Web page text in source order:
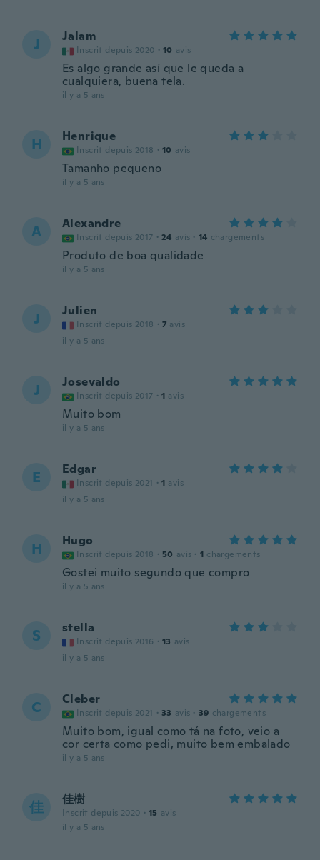
J Jalam
Inscrit depuis 2020 · 10 avis
Es algo grande así que le queda a
cualquiera, buena tela.
il y a 5 ans
H Henrique
Inscrit depuis 2018 · 10 avis
Tamanho pequeno
il y a 5 ans
A Alexandre
Inscrit depuis 2017 · 24 avis · 14 chargements
Produto de boa qualidade
il y a 5 ans
J Julien
Inscrit depuis 2018 · 7 avis
il y a 5 ans
J Josevaldo
Inscrit depuis 2017 · 1 avis
Muito bom
il y a 5 ans
E Edgar
Inscrit depuis 2021 · 1 avis
il y a 5 ans
H Hugo
Inscrit depuis 2018 · 50 avis · 1 chargements
Gostei muito segundo que compro
il y a 5 ans
S stella
Inscrit depuis 2016 · 13 avis
il y a 5 ans
C Cleber
Inscrit depuis 2021 · 33 avis · 39 chargements
Muito bom, igual como tá na foto, veio a
cor certa como pedi, muito bem embalado
il y a 5 ans
佳 佳樹
Inscrit depuis 2020 · 15 avis
il y a 5 ans